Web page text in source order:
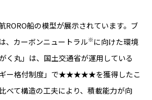
RORO船の模型が展示されています。ブ
、カーボンニュートラル※に向けた環境
く丸」は、国土交通省が運用している
ギー格付制度」で★★★★★を獲得したこ
べて構造の工夫により、積載能力が向